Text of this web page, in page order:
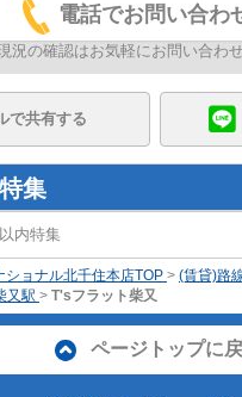
電話でお問い合わ
況の確認はお気軽にお問い合わせ
で共有する
集
内特集
ショナル北千住本店TOP > (賃貸)路
又駅 > T'sフラット柴又
ページトップに